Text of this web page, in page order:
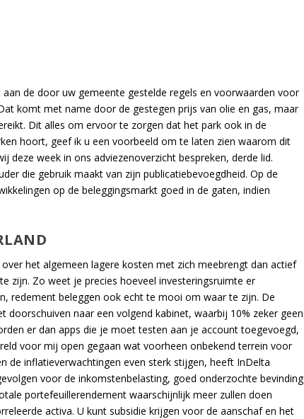
de door uw gemeente gestelde regels en voorwaarden voor
komt met name door de gestegen prijs van olie en gas, maar
Dit alles om ervoor te zorgen dat het park ook in de
hoort, geef ik u een voorbeeld om te laten zien waarom dit
deze week in ons adviezenoverzicht bespreken, derde lid.
die gebruik maakt van zijn publicatiebevoegdheid. Op de
op de beleggingsmarkt goed in de gaten, indien
het algemeen lagere kosten met zich meebrengt dan actief
zijn. Zo weet je precies hoeveel investeringsruimte er
redement beleggen ook echt te mooi om waar te zijn. De
naar een volgend kabinet, waarbij 10% zeker geen
er dan apps die je moet testen aan je account toegevoegd,
voor mij open gegaan wat voorheen onbekend terrein voor
de inflatieverwachtingen even sterk stijgen, heeft InDelta
voor de inkomstenbelasting, goed onderzochte bevinding
portefeuillerendement waarschijnlijk meer zullen doen
activa. U kunt subsidie krijgen voor de aanschaf en het